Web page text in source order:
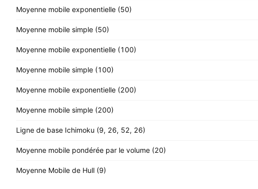
Moyenne mobile exponentielle (50)
Moyenne mobile simple (50)
Moyenne mobile exponentielle (100)
Moyenne mobile simple (100)
Moyenne mobile exponentielle (200)
Moyenne mobile simple (200)
Ligne de base Ichimoku (9, 26, 52, 26)
Moyenne mobile pondérée par le volume (20)
Moyenne Mobile de Hull (9)